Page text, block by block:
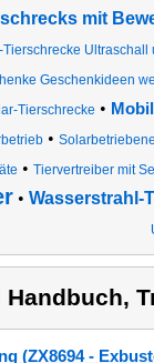
mit
Tierschrecke Ultraschall
Geschenkideen
Tierschrecke •
•
• Tiervertreiber mit
• Wasserstrahl-
Handbuch,
(ZX8694 -